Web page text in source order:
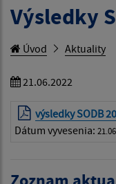
Výsledky
Úvod Aktuality
21.06.2022
výsledky SODB
Dátum vyvesenia: